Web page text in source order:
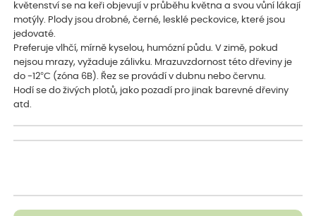
květenství se na keři objevují v průběhu května a svou vůní lákají
motýly. Plody jsou drobné, černé, lesklé peckovice, které jsou
jedovaté.
Preferuje vlhčí, mírně kyselou, humózní půdu. V zimě, pokud
nejsou mrazy, vyžaduje zálivku. Mrazuvzdornost této dřeviny je
do -12°C (zóna 6B). Řez se provádí v dubnu nebo červnu.
Hodí se do živých plotů, jako pozadí pro jinak barevné dřeviny
atd.